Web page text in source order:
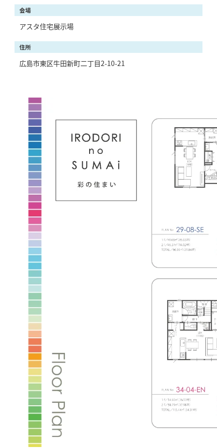
会場
アスタ住宅展示場
住所
広島市東区牛田新町二丁目2-10-21